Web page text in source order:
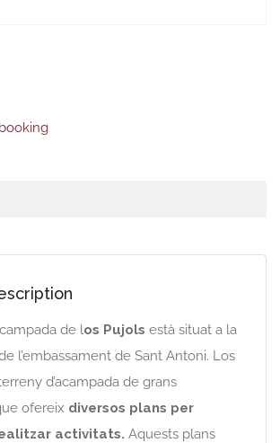
de los Pujols està situat a la
l’embassament de Sant Antoni. Los
d’acampada de grans
ofereix diversos plans per
activitats. Aquests plans